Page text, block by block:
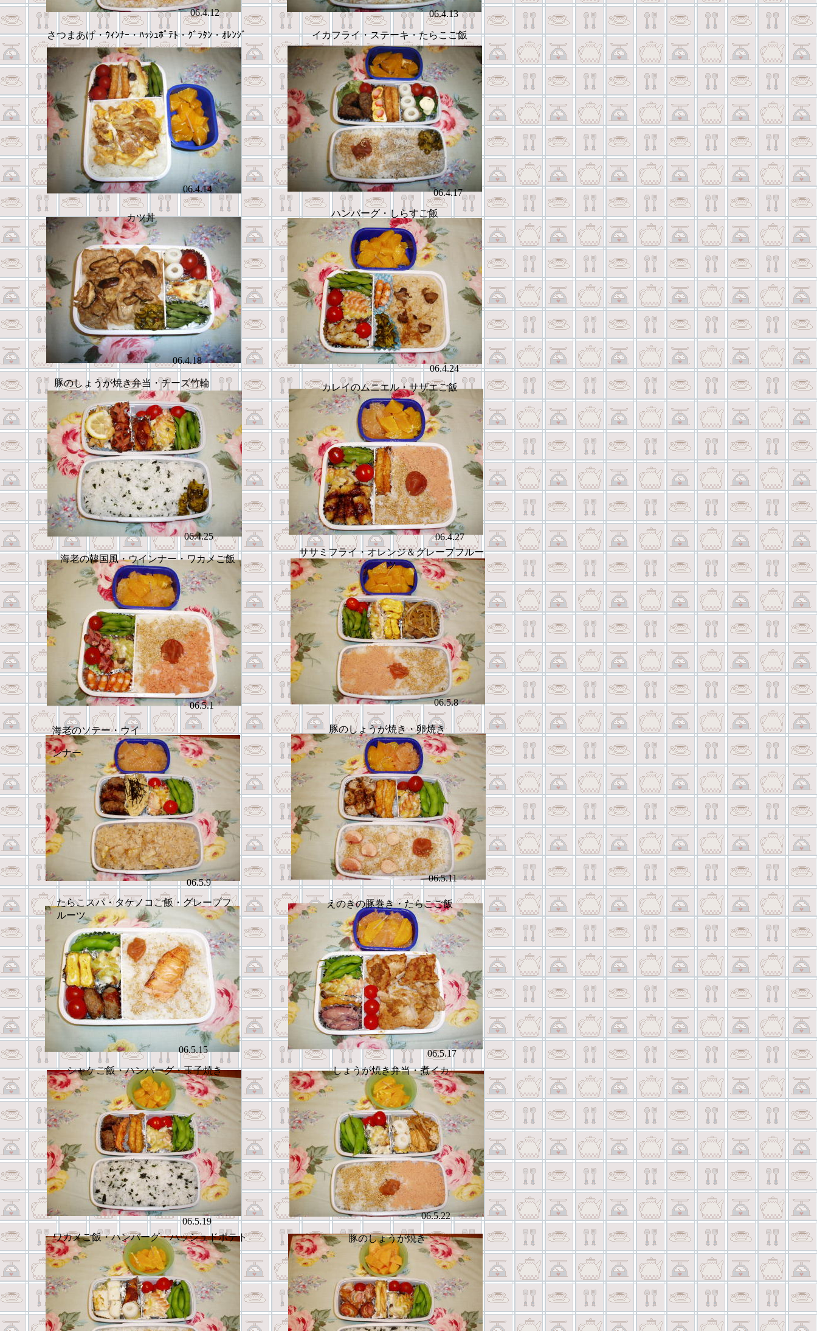
06.4.12
さつまあげ・ｳｨﾝﾅｰ・ﾊｯｼｭﾎﾟﾃﾄ・ｸﾞﾗﾀﾝ・ｵﾚﾝｼﾞ
06.4.13
06.4.14 06.4.17
06.4.18
06.4.24
06.4.25 06.4.27
06.5.1 06.5.8
06.5.9 06.5.11
06.5.15 06.5.17
06.5.19
06.5.22
ワカメご飯・ハンバーグ・ハッシュドポテト 豚のしょうが焼き
シャケご飯・ハンバーグ・玉子焼き しょうが焼き弁当・煮イカ
たらこスパ・タケノコご飯・グレープフ
ルーツ
えのきの豚巻き・たらこご飯
海老のソテー・ウイ
ンナー
豚のしょうが焼き・卵焼き
海老の韓国風・ウインナー・ワカメご飯
ササミフライ・オレンジ＆グレープフルー
ツ
豚のしょうが焼き弁当・チーズ竹輪 カレイのムニエル・サザエご飯
カツ丼 ハンバーグ・しらすご飯
イカフライ・ステーキ・たらこご飯